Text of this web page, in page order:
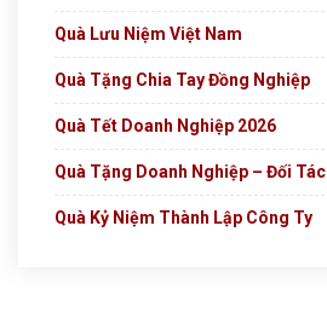
Quà Lưu Niệm Việt Nam
Quà Tặng Chia Tay Đồng Nghiệp
Quà Tết Doanh Nghiệp 2026
Quà Tặng Doanh Nghiệp – Đối Tác
Quà Kỷ Niệm Thành Lập Công Ty